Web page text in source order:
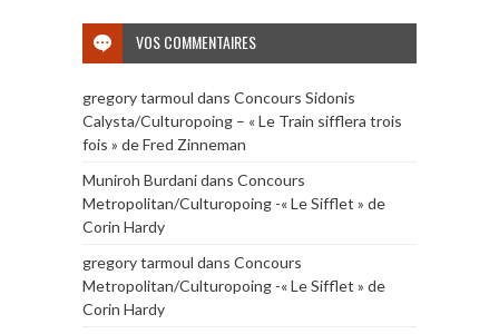
VOS COMMENTAIRES
gregory tarmoul dans Concours Sidonis
Calysta/Culturopoing – « Le Train sifflera trois
fois » de Fred Zinneman
Muniroh Burdanidans Concours
Metropolitan/Culturopoing -« Le Sifflet » de
Corin Hardy
gregory tarmoul dans Concours
Metropolitan/Culturopoing -« Le Sifflet » de
Corin Hardy